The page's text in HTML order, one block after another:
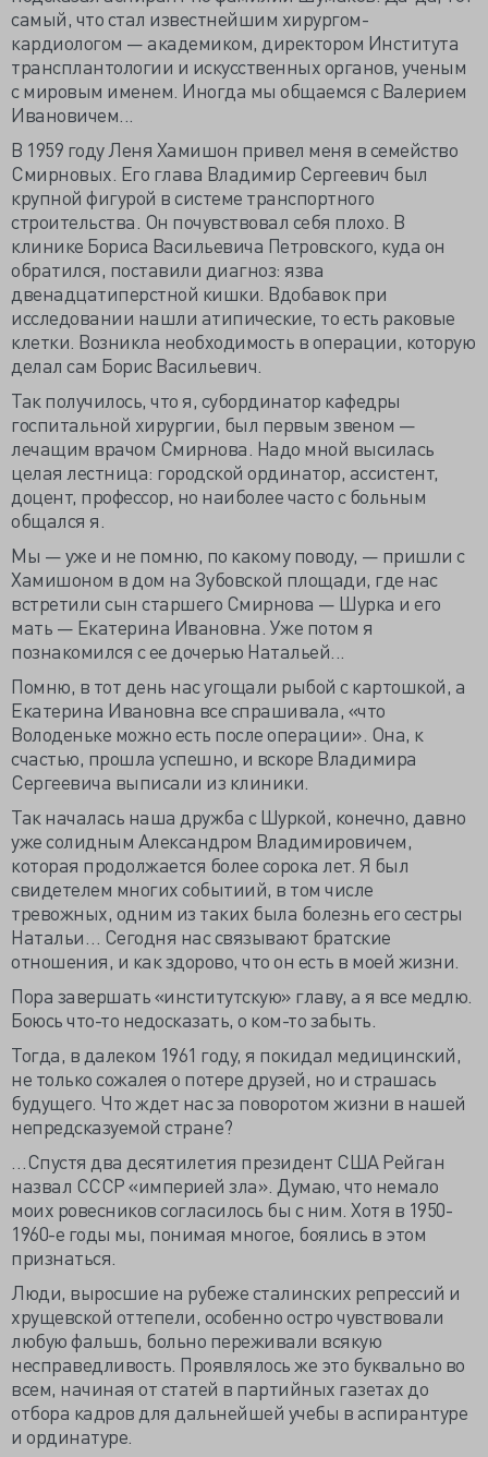
самый, что стал известнейшим хирургом-
кардиологом — академиком, директором Института
трансплантологии и искусственных органов, ученым
с мировым именем. Иногда мы общаемся с Валерием
Ивановичем...
В 1959 году Леня Хамишон привел меня в семейство
Смирновых. Его глава Владимир Сергеевич был
крупной фигурой в системе транспортного
строительства. Он почувствовал себя плохо. В
клинике Бориса Васильевича Петровского, куда он
обратился, поставили диагноз: язва
двенадцатиперстной кишки. Вдобавок при
исследовании нашли атипические, то есть раковые
клетки. Возникла необходимость в операции, которую
делал сам Борис Васильевич.
Так получилось, что я, субординатор кафедры
госпитальной хирургии, был первым звеном —
лечащим врачом Смирнова. Надо мной высилась
целая лестница: городской ординатор, ассистент,
доцент, профессор, но наиболее часто с больным
общался я.
Мы — уже и не помню, по какому поводу, — пришли с
Хамишоном в дом на Зубовской площади, где нас
встретили сын старшего Смирнова — Шурка и его
мать — Екатерина Ивановна. Уже потом я
познакомился с ее дочерью Натальей...
Помню, в тот день нас угощали рыбой с картошкой, а
Екатерина Ивановна все спрашивала, «что
Володеньке можно есть после операции». Она, к
счастью, прошла успешно, и вскоре Владимира
Сергеевича выписали из клиники.
Так началась наша дружба с Шуркой, конечно, давно
уже солидным Александром Владимировичем,
которая продолжается более сорока лет. Я был
свидетелем многих событиий, в том числе
тревожных, одним из таких была болезнь его сестры
Натальи… Сегодня нас связывают братские
отношения, и как здорово, что он есть в моей жизни.
Пора завершать «институтскую» главу, а я все медлю.
Боюсь что-то недосказать, о ком-то забыть.
Тогда, в далеком 1961 году, я покидал медицинский,
не только сожалея о потере друзей, но и страшась
будущего. Что ждет нас за поворотом жизни в нашей
непредсказуемой стране?
…Спустя два десятилетия президент США Рейган
назвал СССР «империей зла». Думаю, что немало
моих ровесников согласилось бы с ним. Хотя в 1950-
1960-е годы мы, понимая многое, боялись в этом
признаться.
Люди, выросшие на рубеже сталинских репрессий и
хрущевской оттепели, особенно остро чувствовали
любую фальшь, больно переживали всякую
несправедливость. Проявлялось же это буквально во
всем, начиная от статей в партийных газетах до
отбора кадров для дальнейшей учебы в аспирантуре
и ординатуре.